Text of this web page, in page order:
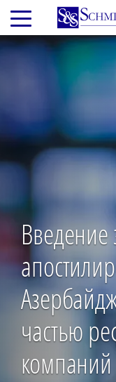
Перейти
основному
содержанию
Введение
частью
компаний